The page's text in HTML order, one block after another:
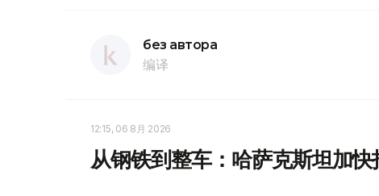
без автора
编译
12:15, 06 8月 2026
从钢铁到整车：哈萨克斯坦加